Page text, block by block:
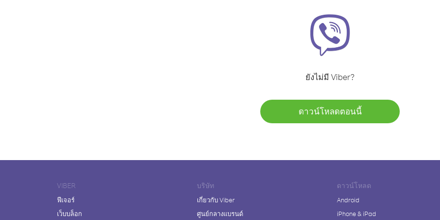
ยังไม่มี Viber?
ดาวน์โหลดตอนนี้
VIBER
ฟีเจอร์
เว็บบล็อก
บริษัท
เกี่ยวกับ Viber
ศูนย์กลางแบรนด์
ดาวน์โหลด
Android
iPhone & iPad